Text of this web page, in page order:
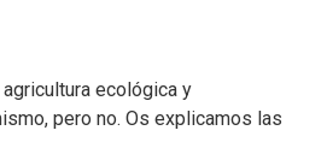
ecológica y
pero no. Os explicamos las